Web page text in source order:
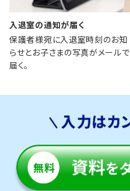
入退室の通知が届く
保護者様宛に入退室時刻のお知
らせとお子さまの写真がメールで
届く。